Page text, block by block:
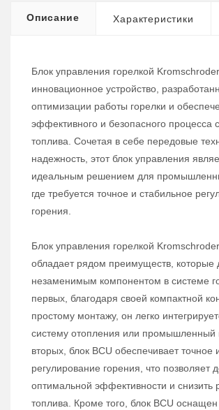
Описание Характеристики
Блок управления горелкой
инновационное устройство,
оптимизации работы горелки и
эффективного и безопасного процесса
топлива. Сочетая в себе передовые
надежность, этот блок управления
идеальным решением для
где требуется точное и стабильное
горения.
Блок управления горелкой
обладает рядом преимуществ, которые
незаменимым компонентом в системе
первых, благодаря своей компактной
простому монтажу, он легко
систему отопления или промышленный
вторых, блок BCU обеспечивает точное
регулирование горения, что позволяет
оптимальной эффективности и снизить
топлива. Кроме того, блок BCU оснащен